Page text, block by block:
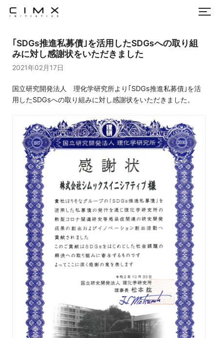
｢SDGs推進私募債｣を活用したSDGsへの取り組
みに対し感謝状をいただきました
2021年02月17日
国立研究開発法人 理化学研究所より｢SDGs推進私募債｣を活
用したSDGsへの取り組みに対し感謝状をいただきました。